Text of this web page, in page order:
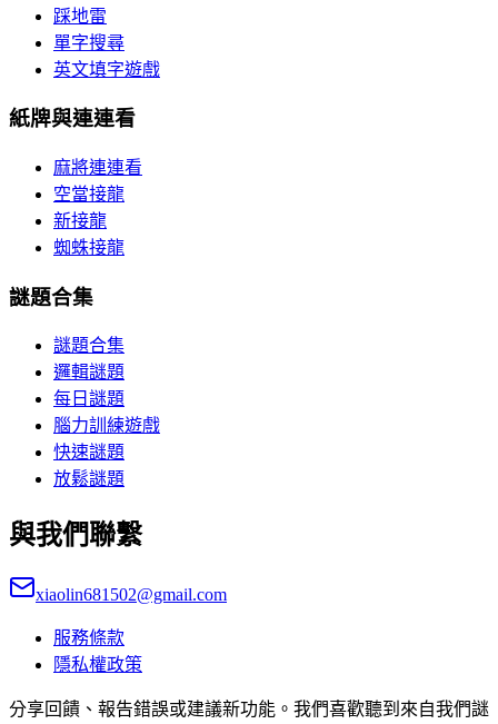
踩地雷
單字搜尋
英文填字遊戲
紙牌與連連看
麻將連連看
空當接龍
新接龍
蜘蛛接龍
謎題合集
謎題合集
邏輯謎題
每日謎題
腦力訓練遊戲
快速謎題
放鬆謎題
與我們聯繫
xiaolin681502@gmail.com
服務條款
隱私權政策
分享回饋、報告錯誤或建議新功能。我們喜歡聽到來自我們謎